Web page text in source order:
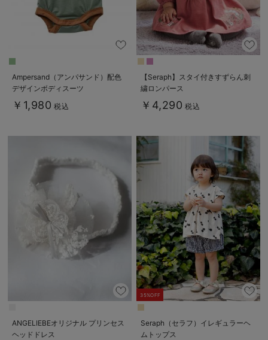
Ampersand（アンパサンド）配色
デザインボディスーツ
￥1,980 税込
【Seraph】スタイ付きすずらん刺
繍ロンパース
￥4,290 税込
ANGELIEBEオリジナル プリンセス
ヘッドドレス
35%OFF
Seraph（セラフ）イレギュラーヘ
ムトップス